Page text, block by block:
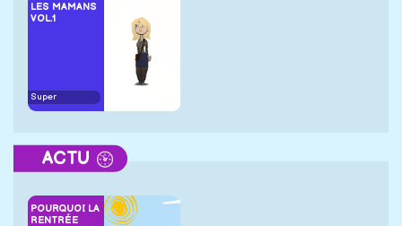
LES MAMANS
VOL.1
Super
ACTU
POURQUOI LA
RENTRÉE